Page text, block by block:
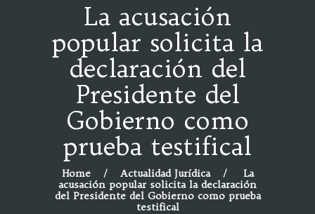
La acusación
popular solicita la
declaración del
Presidente del
Gobierno como
prueba testifical
Home Actualidad Jurídica
La
acusación popular solicita la declaración
del Presidente del Gobierno como prueba
testifical